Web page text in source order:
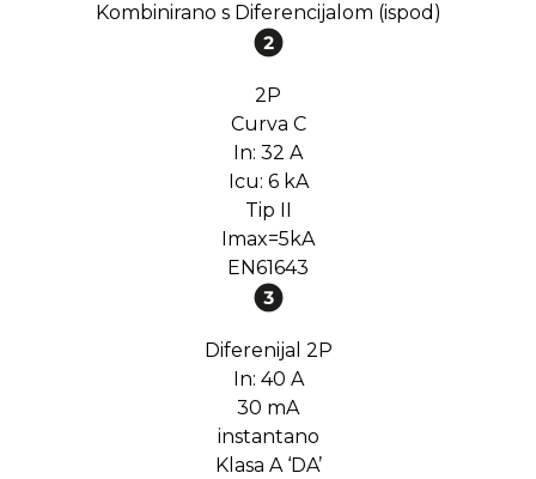
Kombinirano s Diferencijalom (ispod)
2P
Curva C
In: 32 A
Icu: 6 kA
Tip II
Imax=5kA
EN61643
Diferenijal 2P
In: 40 A
30 mA
instantano
Klasa A ‘DA’